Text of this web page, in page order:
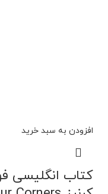
افزودن به سبد خرید
کتاب انگلیسی